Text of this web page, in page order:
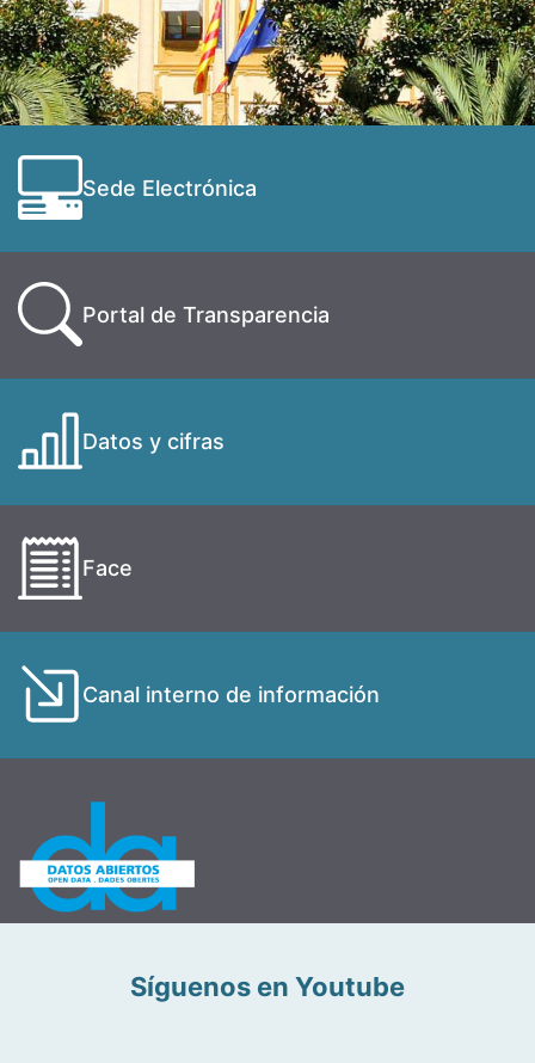
Sede Electrónica
Portal de Transparencia
Datos y cifras
Face
Canal interno de información
Síguenos en Youtube